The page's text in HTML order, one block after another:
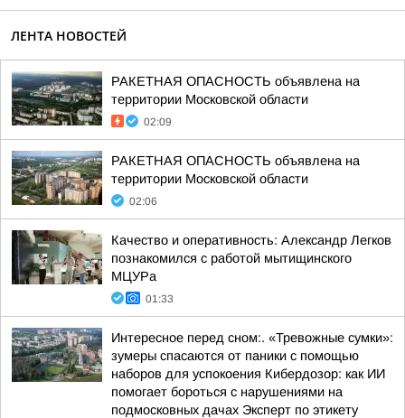
ЛЕНТА НОВОСТЕЙ
РАКЕТНАЯ ОПАСНОСТЬ объявлена на
территории Московской области
02:09
РАКЕТНАЯ ОПАСНОСТЬ объявлена на
территории Московской области
02:06
Качество и оперативность: Александр Легков
познакомился с работой мытищинского
МЦУРа
01:33
Интересное перед сном:. «Тревожные сумки»:
зумеры спасаются от паники с помощью
наборов для успокоения Кибердозор: как ИИ
помогает бороться с нарушениями на
подмосковных дачах Эксперт по этикету